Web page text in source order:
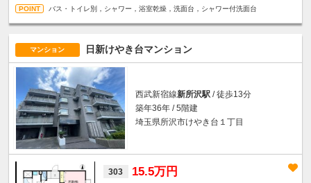
バス・トイレ別，シャワー，浴室乾燥，洗面台，シャワー付洗面台
マンション 日新けやき台マンション
西武新宿線新所沢駅 / 徒歩13分
築年36年 / 5階建
埼玉県所沢市けやき台１丁目
303 15.5万円